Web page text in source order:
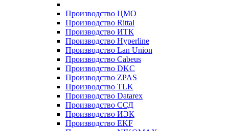
Производство ЦМО
Производство Rittal
Производство ИТК
Производство Hyperline
Производство Lan Union
Производство Cabeus
Производство DKC
Производство ZPAS
Производство TLK
Производство Datarex
Производство ССД
Производство ИЭК
Производство EKF